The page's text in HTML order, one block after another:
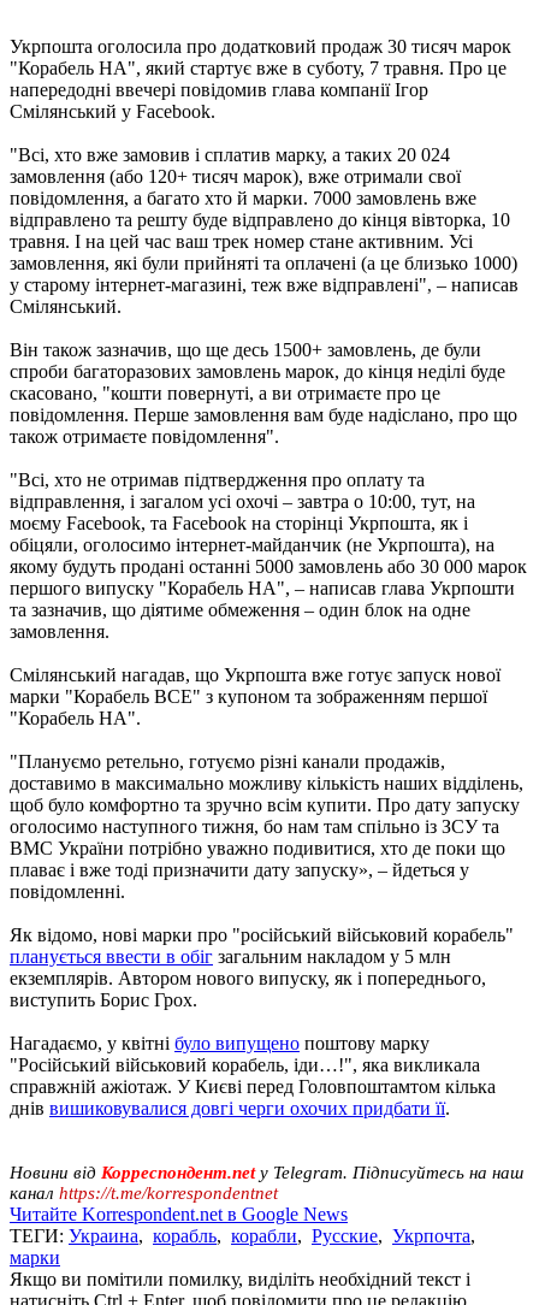
Укрпошта оголосила про додатковий продаж 30 тисяч марок
"Корабель НА", який стартує вже в суботу, 7 травня. Про це
напередодні ввечері повідомив глава компанії Ігор
Смілянський у Facebook.
"Всі, хто вже замовив і сплатив марку, а таких 20 024
замовлення (або 120+ тисяч марок), вже отримали свої
повідомлення, а багато хто й марки. 7000 замовлень вже
відправлено та решту буде відправлено до кінця вівторка, 10
травня. І на цей час ваш трек номер стане активним. Усі
замовлення, які були прийняті та оплачені (а це близько 1000)
у старому інтернет-магазині, теж вже відправлені", – написав
Смілянський.
Він також зазначив, що ще десь 1500+ замовлень, де були
спроби багаторазових замовлень марок, до кінця неділі буде
скасовано, "кошти повернуті, а ви отримаєте про це
повідомлення. Перше замовлення вам буде надіслано, про що
також отримаєте повідомлення".
"Всі, хто не отримав підтвердження про оплату та
відправлення, і загалом усі охочі – завтра о 10:00, тут, на
моєму Facebook, та Facebook на сторінці Укрпошта, як і
обіцяли, оголосимо інтернет-майданчик (не Укрпошта), на
якому будуть продані останні 5000 замовлень або 30 000 марок
першого випуску "Корабель НА", – написав глава Укрпошти
та зазначив, що діятиме обмеження – один блок на одне
замовлення.
Смілянський нагадав, що Укрпошта вже готує запуск нової
марки "Корабель ВСЕ" з купоном та зображенням першої
"Корабель НА".
"Плануємо ретельно, готуємо різні канали продажів,
доставимо в максимально можливу кількість наших відділень,
щоб було комфортно та зручно всім купити. Про дату запуску
оголосимо наступного тижня, бо нам там спільно із ЗСУ та
ВМС України потрібно уважно подивитися, хто де поки що
плаває і вже тоді призначити дату запуску», – йдеться у
повідомленні.
Як відомо, нові марки про "російський військовий корабель"
планується ввести в обіг загальним накладом у 5 млн
екземплярів. Автором нового випуску, як і попереднього,
виступить Борис Грох.
Нагадаємо, у квітні було випущено поштову марку
"Російський військовий корабель, іди…!", яка викликала
справжній ажіотаж. У Києві перед Головпоштамтом кілька
днів вишиковувалися довгі черги охочих придбати її.
Новини від Корреспондент.netу Telegram. Підписуйтесь на наш
канал https://t.me/korrespondentnet
Читайте Korrespondent.net в Google News
ТЕГИ: Украина, корабль, корабли, Русские, Укрпочта,
марки
Якщо ви помітили помилку, виділіть необхідний текст і
натисніть Ctrl + Enter, щоб повідомити про це редакцію.